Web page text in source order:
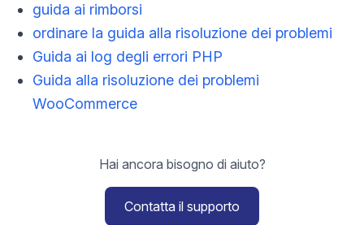
guida ai rimborsi
ordinare la guida alla risoluzione dei problemi
Guida ai log degli errori PHP
Guida alla risoluzione dei problemi
WooCommerce
Hai ancora bisogno di aiuto?
Contatta il supporto